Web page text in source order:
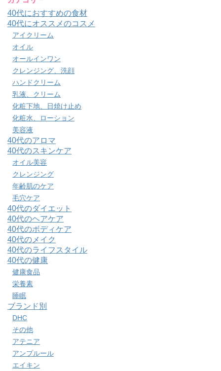
40代におすすめの食材
40代にオススメのコスメ
アイクリーム
オイル
オールインワン
クレンジング、洗顔
ハンドクリーム
乳液、クリーム
化粧下地、日焼け止め
化粧水、ローション
美容液
40代のアロマ
40代のスキンケア
オイル美容
クレンジング
年齢肌のケア
毛穴ケア
40代のダイエット
40代のヘアケア
40代のボディケア
40代のメイク
40代のライフスタイル
40代の健康
健康食品
栄養素
睡眠
ブランド別
DHC
その他
アテニア
アンプルール
エイキン